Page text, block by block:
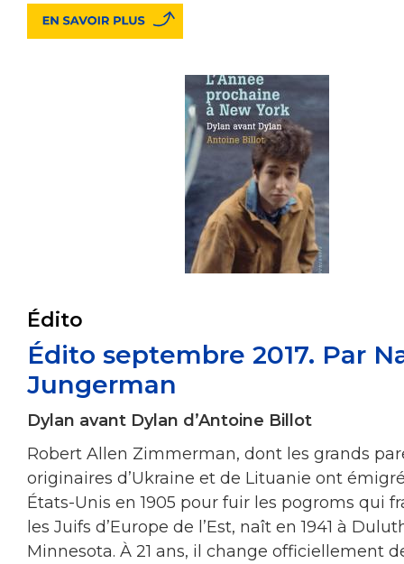
Édito
Édito septembre 2017. Par
Jungerman
Dylan avant Dylan d’Antoine Billot
Robert Allen Zimmerman, dont les grands
originaires d’Ukraine et de Lituanie ont
États-Unis en 1905 pour fuir les pogroms qui
les Juifs d’Europe de l’Est, naît en 1941 à
Minnesota. À 21 ans, il change officiellement